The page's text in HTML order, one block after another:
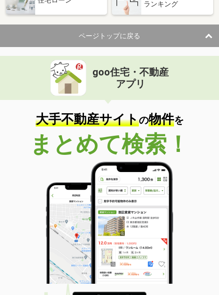
2,250万円
住 所
京都府舞鶴市溝尻町
建物面積 111.59m²
土地面積 154.65m²
京都府亀岡市篠町広田３丁目
価 格
住 所
京都府亀岡市篠町広田３丁目
建物面積 81.61m²
土地面積
101.72m²
京都府京都市山科区川田御出町
価 格
1,480万円
京都府京都市山科区川田御出町
82.21m²
土地面積 44.03m²
京都府宇治市伊勢田町中ノ田
価 格
1,080万円
住 所
京都府宇治市伊勢田町中ノ田
建物面積 77.01m²
土地面積 42m²
京都府八幡市橋本新石
ランキング
ページトップに戻る
goo住宅・不動産
アプリ
大手不動産サイトの物件を
まとめて検索！